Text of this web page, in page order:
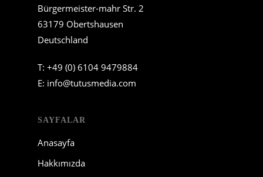
Bürgermeister-mahr Str. 2
63179 Obertshausen
Deutschland
T: +49 (0) 6104 9479884
E: info@tutusmedia.com
SAYFALAR
Anasayfa
Hakkımızda